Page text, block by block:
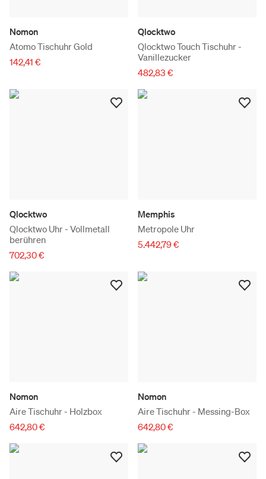
Nomon
Atomo Tischuhr Gold
142,41 €
Qlocktwo
Qlocktwo Touch Tischuhr -
Vanillezucker
482,83 €
Qlocktwo
Qlocktwo Uhr - Vollmetall
berühren
702,30 €
Memphis
Metropole Uhr
5.442,79 €
Nomon
Aire Tischuhr - Holzbox
642,80 €
Nomon
Aire Tischuhr - Messing-Box
642,80 €